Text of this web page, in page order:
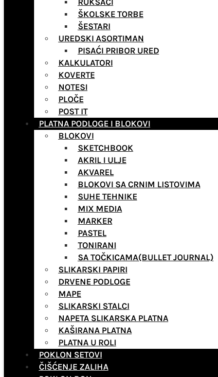
ŠKOLSKE TORBE
ŠESTARI
UREDSKI ASORTIMAN
PISAĆI PRIBOR URED
KALKULATORI
KOVERTE
NOTESI
PLOČE
POST IT
PLATNA PODLOGE I BLOKOVI
BLOKOVI
SKETCHBOOK
AKRIL I ULJE
AKVAREL
BLOKOVI SA CRNIM LISTOVIMA
SUHE TEHNIKE
MIX MEDIA
MARKER
PASTEL
TONIRANI
SA TOČKICAMA(BULLET JOURNAL)
SLIKARSKI PAPIRI
DRVENE PODLOGE
MAPE
SLIKARSKI STALCI
NAPETA SLIKARSKA PLATNA
KAŠIRANA PLATNA
PLATNA U ROLI
POKLON SETOVI
ČIŠĆENJE ZALIHA